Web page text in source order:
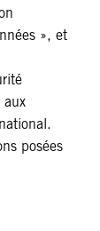
», et
aux
posées